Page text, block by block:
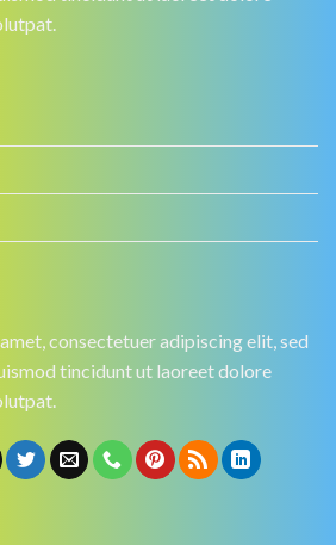
consectetuer adipiscing elit, sed
tincidunt ut laoreet dolore